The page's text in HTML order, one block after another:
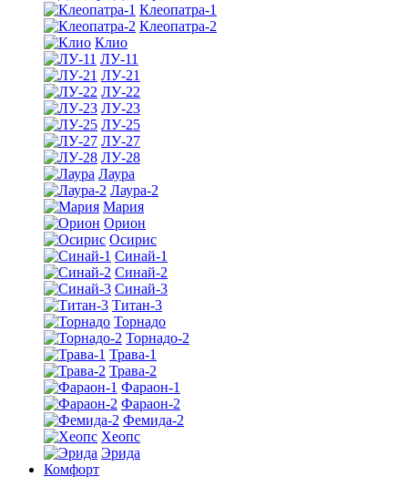
Клеопатра-1
Клеопатра-2
Клио
ЛУ-11
ЛУ-21
ЛУ-22
ЛУ-23
ЛУ-25
ЛУ-27
ЛУ-28
Лаура
Лаура-2
Мария
Орион
Осирис
Синай-1
Синай-2
Синай-3
Титан-3
Торнадо
Торнадо-2
Трава-1
Трава-2
Фараон-1
Фараон-2
Фемида-2
Хеопс
Эрида
Комфорт